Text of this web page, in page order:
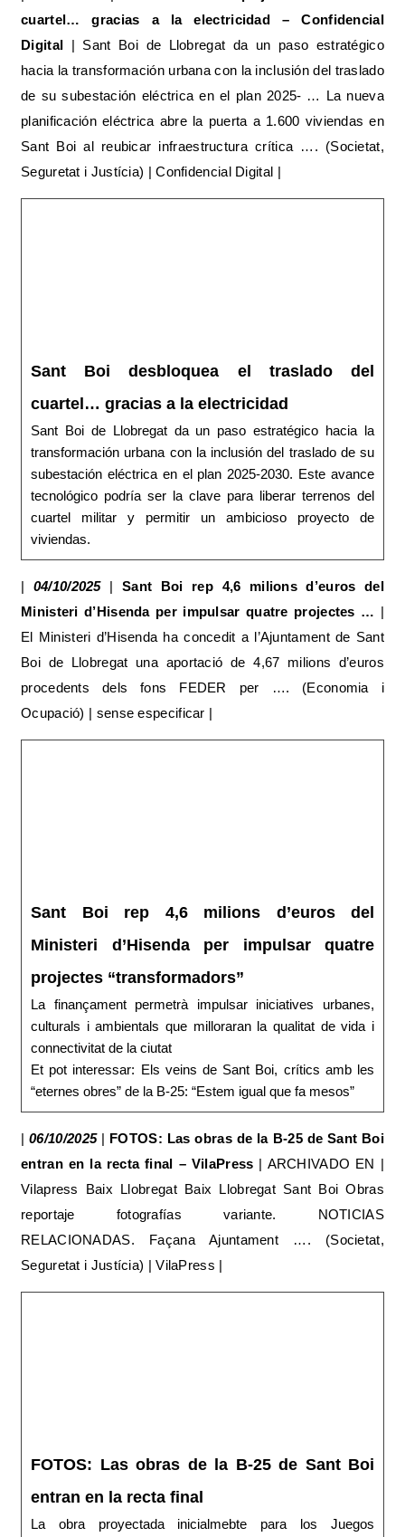
cuartel… gracias a la electricidad – Confidencial
Digital | Sant Boi de Llobregat da un paso estratégico
hacia la transformación urbana con la inclusión del traslado
de su subestación eléctrica en el plan 2025‑ … La nueva
planificación eléctrica abre la puerta a 1.600 viviendas en
Sant Boi al reubicar infraestructura crítica …. (Societat,
Seguretat i Justícia) | Confidencial Digital |
Sant Boi desbloquea el traslado del
cuartel… gracias a la electricidad
Sant Boi de Llobregat da un paso estratégico hacia la
transformación urbana con la inclusión del traslado de su
subestación eléctrica en el plan 2025‑2030. Este avance
tecnológico podría ser la clave para liberar terrenos del
cuartel militar y permitir un ambicioso proyecto de
viviendas.
| 04/10/2025 |Sant Boi rep 4,6 milions d’euros del
Ministeri d’Hisenda per impulsar quatre projectes … |
El Ministeri d’Hisenda ha concedit a l’Ajuntament de Sant
Boi de Llobregat una aportació de 4,67 milions d’euros
procedents dels fons FEDER per …. (Economia i
Ocupació) | sense especificar |
Sant Boi rep 4,6 milions d’euros del
Ministeri d’Hisenda per impulsar quatre
projectes “transformadors”
La finançament permetrà impulsar iniciatives urbanes,
culturals i ambientals que milloraran la qualitat de vida i
connectivitat de la ciutat
Et pot interessar: Els veins de Sant Boi, crítics amb les
“eternes obres” de la B-25: “Estem igual que fa mesos”
|06/10/2025| FOTOS: Las obras de la B-25 de Sant Boi
entran en la recta final – VilaPress | ARCHIVADO EN |
Vilapress Baix Llobregat Baix Llobregat Sant Boi Obras
reportaje fotografías variante. NOTICIAS
RELACIONADAS. Façana Ajuntament …. (Societat,
Seguretat i Justícia) | VilaPress |
FOTOS: Las obras de la B-25 de Sant Boi
entran en la recta final
La obra proyectada inicialmebte para los Juegos